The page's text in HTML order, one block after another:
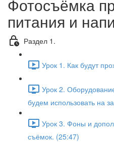
Фотосъёмка
питания и
Раздел 1.
Урок 1. Как будут
Урок 2.
будем использовать на
Урок 3. Фоны и
съёмок. (25:47)